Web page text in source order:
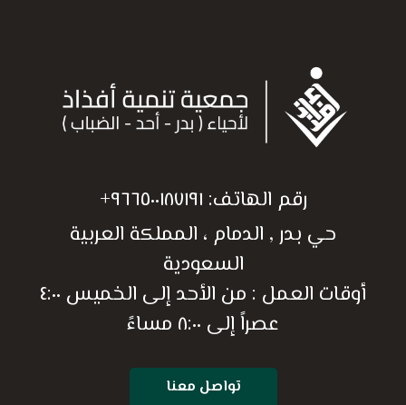
رقم الهاتف: ٩٦٦٥٠٠١٨٧١٩١+
حي بدر , الدمام ، المملكة العربية
السعودية
أوقات العمل : من الأحد إلى الخميس ٤:٠٠
عصراً إلى ٨:٠٠ مساءً
تواصل معنا